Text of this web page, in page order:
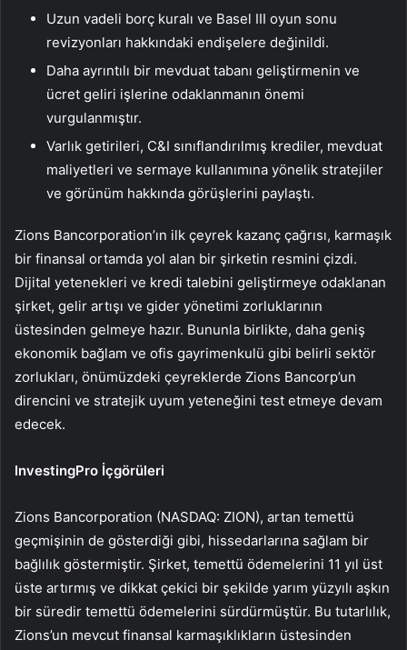
Uzun vadeli borç kuralı ve Basel III oyun sonu
revizyonları hakkındaki endişelere değinildi.
Daha ayrıntılı bir mevduat tabanı geliştirmenin ve
ücret geliri işlerine odaklanmanın önemi
vurgulanmıştır.
Varlık getirileri, C&I sınıflandırılmış krediler, mevduat
maliyetleri ve sermaye kullanımına yönelik stratejiler
ve görünüm hakkında görüşlerini paylaştı.
Zions Bancorporation’ın ilk çeyrek kazanç çağrısı, karmaşık
bir finansal ortamda yol alan bir şirketin resmini çizdi.
Dijital yetenekleri ve kredi talebini geliştirmeye odaklanan
şirket, gelir artışı ve gider yönetimi zorluklarının
üstesinden gelmeye hazır. Bununla birlikte, daha geniş
ekonomik bağlam ve ofis gayrimenkulü gibi belirli sektör
zorlukları, önümüzdeki çeyreklerde Zions Bancorp’un
direncini ve stratejik uyum yeteneğini test etmeye devam
edecek.
InvestingPro İçgörüleri
Zions Bancorporation (NASDAQ: ZION), artan temettü
geçmişinin de gösterdiği gibi, hissedarlarına sağlam bir
bağlılık göstermiştir. Şirket, temettü ödemelerini 11 yıl üst
üste artırmış ve dikkat çekici bir şekilde yarım yüzyılı aşkın
bir süredir temettü ödemelerini sürdürmüştür. Bu tutarlılık,
Zions’un mevcut finansal karmaşıklıkların üstesinden